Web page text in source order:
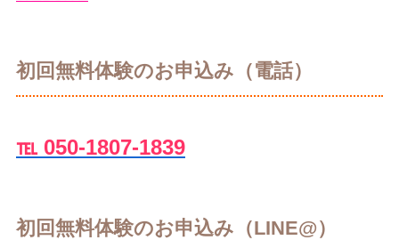
初回無料体験のお申込み（電話）
℡ 050-1807-1839
初回無料体験のお申込み（LINE@）